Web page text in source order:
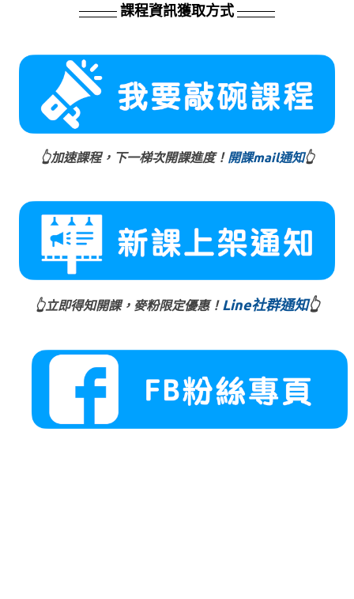
課程資訊獲取方式
👆加速課程，下一梯次開課進度！ 開課mail通知👆
👆立即得知開課，麥粉限定優惠！ Line社群通知👆